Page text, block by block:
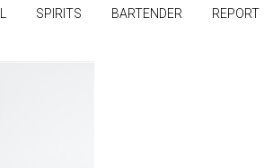
SPIRITS BARTENDER REPORT